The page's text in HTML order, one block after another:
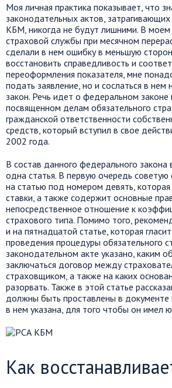
Моя личная практика показывает, что
законодательных актов,
КБМ, никогда не будут лишними. В моем
страховой службы при месячном
сделали в нем ошибку в меньшую
восстановить справедливость и
переоформления показателя, мне
подать заявление, но и сослаться в нем
закон. Речь идет о федеральном
посвященном делам обязательного
гражданской ответственности
средств, который вступил в свое
2002 года.
В состав данного федерального закона
одна статья. В первую очередь советую
на статью под номером девять, которая
ставки, а также содержит основные
непосредственное отношение к
страхового типа. Помимо того,
и на пятнадцатой статье, которая
проведения процедуры обязательного
законодательном акте указано, каким
заключаться договор между
страховщиком, а также на каких
разорвать. Также в этой статье
должны быть проставлены в документе
в нем указана, для того чтобы он имел
Как